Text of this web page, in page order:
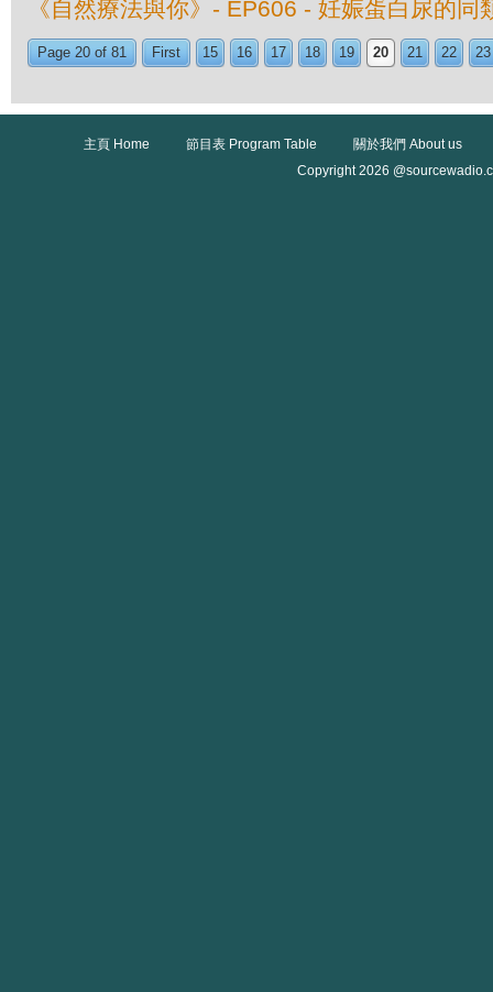
《自然療法與你》- EP606 - 妊娠蛋白尿的同
Page 20 of 81 First 15 16 17 18 19 20 21 22 23
主頁 Home 節目表 Program Table
關於我們 About us
Copyright 2026